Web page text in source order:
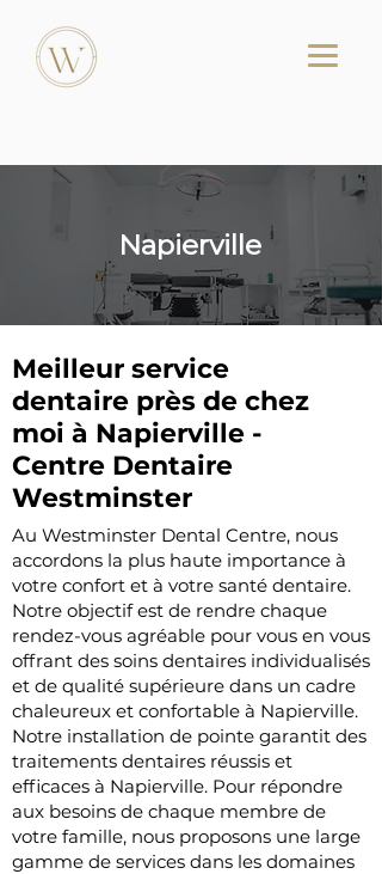
Napierville
Meilleur service
dentaire près de chez
moi à Napierville -
Centre Dentaire
Westminster
Au Westminster Dental Centre, nous
accordons la plus haute importance à
votre confort et à votre santé dentaire.
Notre objectif est de rendre chaque
rendez-vous agréable pour vous en vous
offrant des soins dentaires individualisés
et de qualité supérieure dans un cadre
chaleureux et confortable à Napierville.
Notre installation de pointe garantit des
traitements dentaires réussis et
efficaces à Napierville. Pour répondre
aux besoins de chaque membre de
votre famille, nous proposons une large
gamme de services dans les domaines